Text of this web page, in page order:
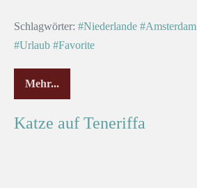
Schlagwörter: #Niederlande #Amsterdam
#Urlaub #Favorite
Mehr...
Katze auf Teneriffa